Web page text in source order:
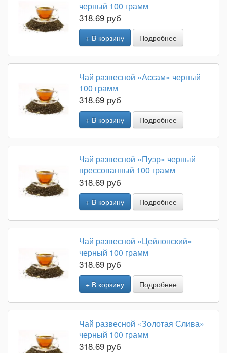
черный 100 грамм
318.69 руб
+ В корзину Подробнее
Чай развесной «Ассам» черный
100 грамм
318.69 руб
+ В корзину Подробнее
Чай развесной «Пуэр» черный
прессованный 100 грамм
318.69 руб
+ В корзину Подробнее
Чай развесной «Цейлонский»
черный 100 грамм
318.69 руб
+ В корзину Подробнее
Чай развесной «Золотая Слива»
черный 100 грамм
318.69 руб